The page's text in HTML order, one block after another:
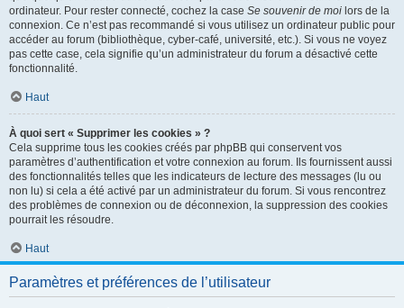
ordinateur. Pour rester connecté, cochez la case Se souvenir de moi lors de la
connexion. Ce n’est pas recommandé si vous utilisez un ordinateur public pour
accéder au forum (bibliothèque, cyber-café, université, etc.). Si vous ne voyez
pas cette case, cela signifie qu’un administrateur du forum a désactivé cette
fonctionnalité.
Haut
À quoi sert « Supprimer les cookies » ?
Cela supprime tous les cookies créés par phpBB qui conservent vos
paramètres d’authentification et votre connexion au forum. Ils fournissent aussi
des fonctionnalités telles que les indicateurs de lecture des messages (lu ou
non lu) si cela a été activé par un administrateur du forum. Si vous rencontrez
des problèmes de connexion ou de déconnexion, la suppression des cookies
pourrait les résoudre.
Haut
Paramètres et préférences de l’utilisateur